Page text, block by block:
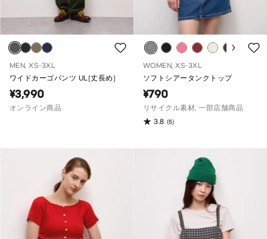
MEN, XS-3XL
ワイドカーゴパンツ UL(丈長め)
¥3,990
オンライン商品
WOMEN, XS-3XL
ソフトシアータンクトップ
¥790
リサイクル素材, 一部店舗商品
3.8 (5)